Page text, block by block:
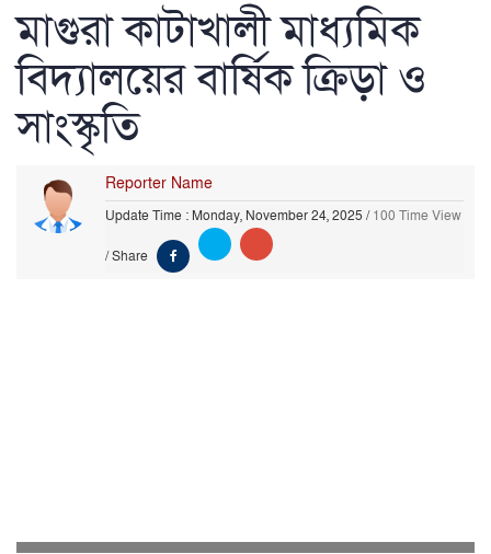
মাগুরা কাটাখালী মাধ্যমিক
বিদ্যালয়ের বার্ষিক ক্রিড়া ও
সাংস্কৃতি
Reporter Name
Update Time : Monday, November 24, 2025 /100 Time View
/Share